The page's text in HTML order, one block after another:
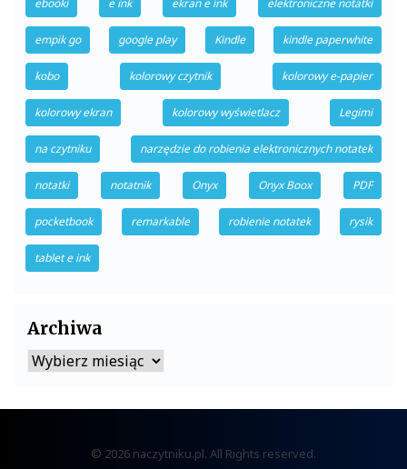
empik go google play Kindle kindle paperwhite
kobo kolorowy czytnik kolorowy e-papier
kolorowy ekran kolorowy wyświetlacz Legimi
na czytniku narzędzie do robienia elektronicznych notatek
notatki notatnik Onyx Onyx Boox PDF
pocketbook remarkable robienie notatek rysik
tablet e ink
Archiwa
Archiwa
© 2026 naczytniku.pl. All Rights reserved.